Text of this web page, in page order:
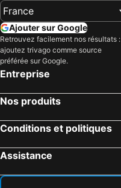
Ajouter sur Google
Retrouvez facilement nos résultats :
ajoutez trivago comme source
préférée sur Google.
Entreprise
Nos produits
Conditions et politiques
Assistance